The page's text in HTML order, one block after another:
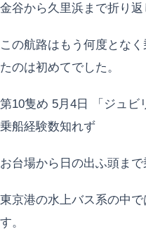
金谷から久里浜まで折り返
この航路はもう何度とな
たのは初めてでした。
第10隻め 5月4日 「ジュビ
乗船経験数知れず
お台場から日の出ふ頭まで
東京港の水上バス系の中
す。